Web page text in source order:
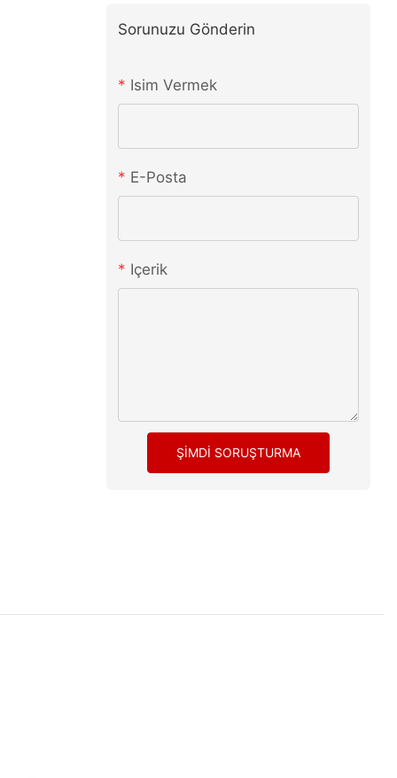
Sorunuzu Gönderin
Isim Vermek
E-Posta
Içerik
ŞIMDI SORUŞTURMA